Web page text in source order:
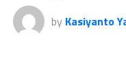
by Kasiyanto